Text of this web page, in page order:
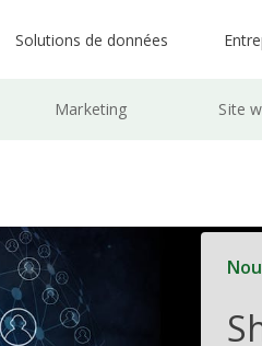
Solutions de données
Marketing Site